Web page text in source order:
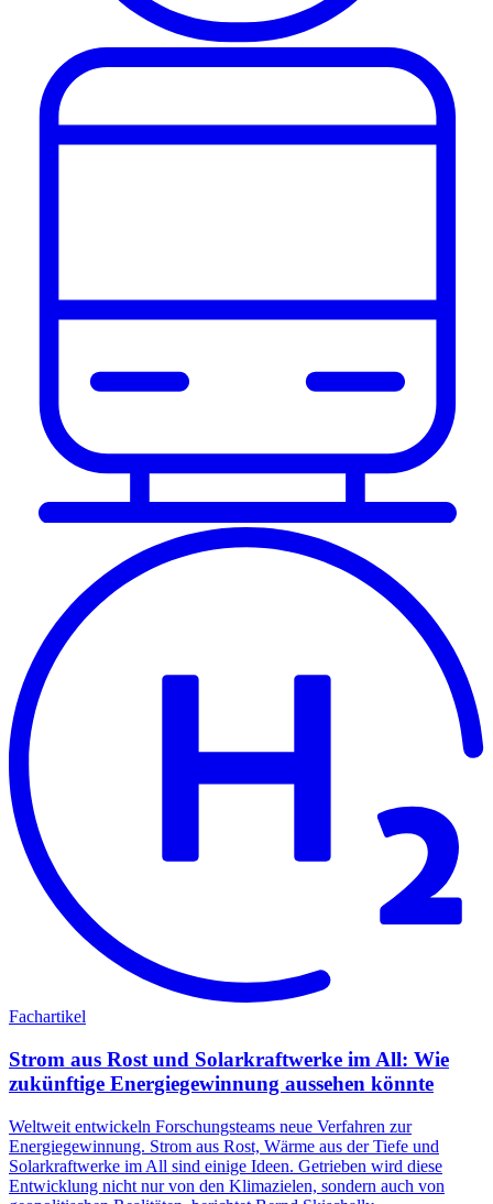
Fachartikel
Strom aus Rost und Solarkraftwerke im All: Wie
zukünftige Energiegewinnung aussehen könnte
Weltweit entwickeln Forschungsteams neue Verfahren zur
Energiegewinnung. Strom aus Rost, Wärme aus der Tiefe und
Solarkraftwerke im All sind einige Ideen. Getrieben wird diese
Entwicklung nicht nur von den Klimazielen, sondern auch von